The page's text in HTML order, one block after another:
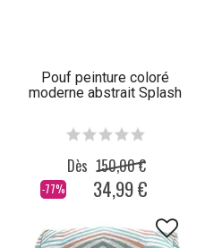
Pouf peinture coloré
moderne abstrait Splash
-77%
Dès 150,00 €
34,99 €